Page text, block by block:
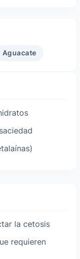
Aguacate
la cetosis
requieren